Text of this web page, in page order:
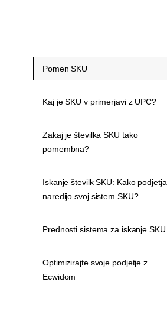
Pomen SKU
Kaj je SKU v primerjavi z UPC?
Zakaj je številka SKU tako
pomembna?
Iskanje številk SKU: Kako podjetja
naredijo svoj sistem SKU?
Prednosti sistema za iskanje SKU
Optimizirajte svoje podjetje z
Ecwidom